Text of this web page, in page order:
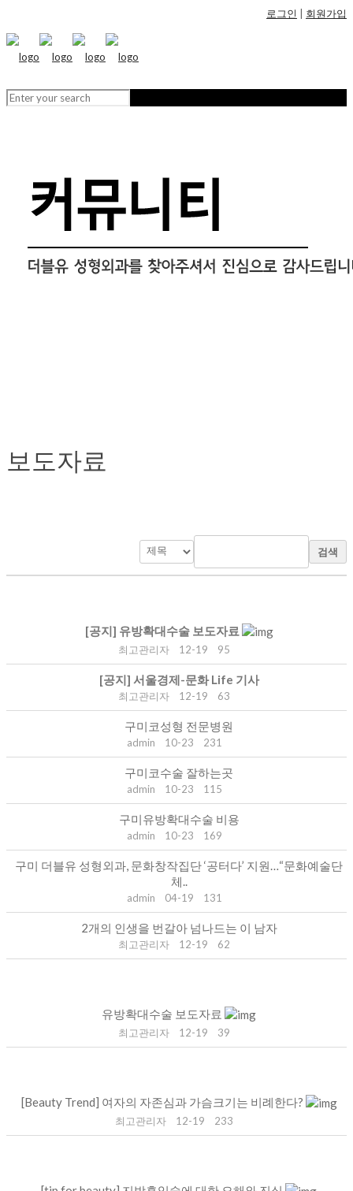
로그인 회원가입
보도자료
검색
[공지] 유방확대수술 보도자료
최고관리자 12-19 95
[공지] 서울경제-문화 Life 기사
최고관리자 12-19 63
구미코성형 전문병원
admin 10-23 231
구미코수술 잘하는곳
admin 10-23 115
구미유방확대수술 비용
admin 10-23 169
구미 더블유 성형외과, 문화창작집단 ‘공터다’ 지원…“문화예술단
체..
admin 04-19 131
2개의 인생을 번갈아 넘나드는 이 남자
최고관리자 12-19 62
유방확대수술 보도자료
최고관리자 12-19 39
[Beauty Trend] 여자의 자존심과 가슴크기는 비례한다?
최고관리자 12-19 233